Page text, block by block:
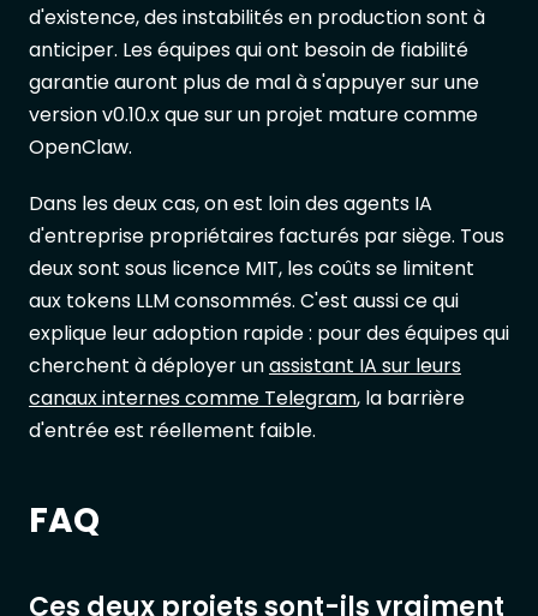
d'existence, des instabilités en production sont à
anticiper. Les équipes qui ont besoin de fiabilité
garantie auront plus de mal à s'appuyer sur une
version v0.10.x que sur un projet mature comme
OpenClaw.
Dans les deux cas, on est loin des agents IA
d'entreprise propriétaires facturés par siège. Tous
deux sont sous licence MIT, les coûts se limitent
aux tokens LLM consommés. C'est aussi ce qui
explique leur adoption rapide : pour des équipes qui
cherchent à déployer unassistant IA sur leurs
canaux internes comme Telegram, la barrière
d'entrée est réellement faible.
FAQ
Ces deux projets sont-ils vraiment